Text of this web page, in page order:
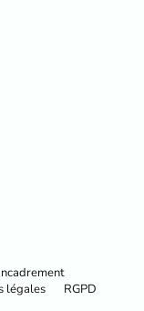
légales
RGPD